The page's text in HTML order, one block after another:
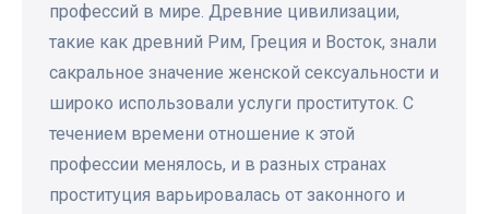
профессий в мире. Древние цивилизации,
такие как древний Рим, Греция и Восток, знали
сакральное значение женской сексуальности и
широко использовали услуги проституток. С
течением времени отношение к этой
профессии менялось, и в разных странах
проституция варьировалась от законного и